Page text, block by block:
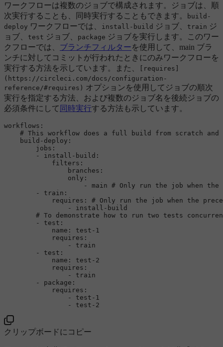
ワークフローは複数のジョブで構成されます。ジョブは、順
次実行することも、同時実行することもできます。
build-
deploy ワークフローでは、 install-build ジョブ、 train ジ
ョブ、
test ジョブ、 package ジョブを実行します。このワー
クフローでは、 ブランチフィルターを使用して、main ブラ
ンチに対してコミットが行われたときにのみワークフローを
実行する方法を示しています。また、
[requires]
(https://circleci.com/docs/configuration-
reference/#requires) オプションを使用してジョブの順次
実行を指定する方法、および複数のジョブ名を後続ジョブの
必須条件にして 同時実行する方法も示しています。
workflows:
# This workflow does a full build from scratch and
build-deploy:
jobs:
-
install-build:
filters:
branches:
only:
-
main # Only run the job when the
-
train:
requires:
# Only run the job when the
-
install-build
# To demonstrate how to run two tests
-
test:
name:
test-1
requires:
-
train
-
test:
name:
test-2
requires:
-
train
-
package:
requires:
-
test-1
-
test-2
クリップボードにコピー